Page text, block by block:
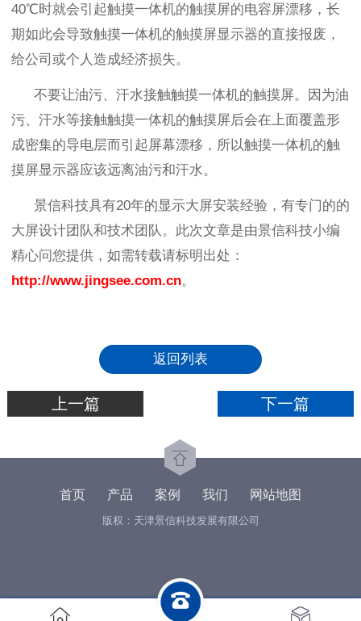
40℃时就会引起触摸一体机的触摸屏的电容屏漂移，长
期如此会导致触摸一体机的触摸屏显示器的直接报废，
给公司或个人造成经济损失。
不要让油污、汗水接触触摸一体机的触摸屏。因为油
污、汗水等接触触摸一体机的触摸屏后会在上面覆盖形
成密集的导电层而引起屏幕漂移，所以触摸一体机的触
摸屏显示器应该远离油污和汗水。
景信科技具有20年的显示大屏安装经验，有专门的的
大屏设计团队和技术团队。此次文章是由景信科技小编
精心问您提供，如需转载请标明出处：
http://www.jingsee.com.cn。
返回列表
上一篇 下一篇
首页 产品 案例 我们 网站地图
版权：天津景信科技发展有限公司